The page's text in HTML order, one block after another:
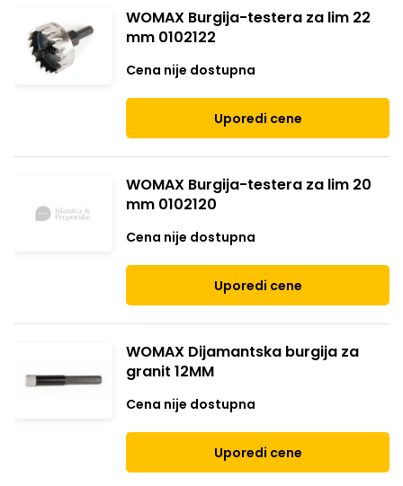
WOMAX Burgija-testera za lim 22
mm 0102122
Cena nije dostupna
Uporedi cene
WOMAX Burgija-testera za lim 20
mm 0102120
Cena nije dostupna
Uporedi cene
WOMAX Dijamantska burgija za
granit 12MM
Cena nije dostupna
Uporedi cene